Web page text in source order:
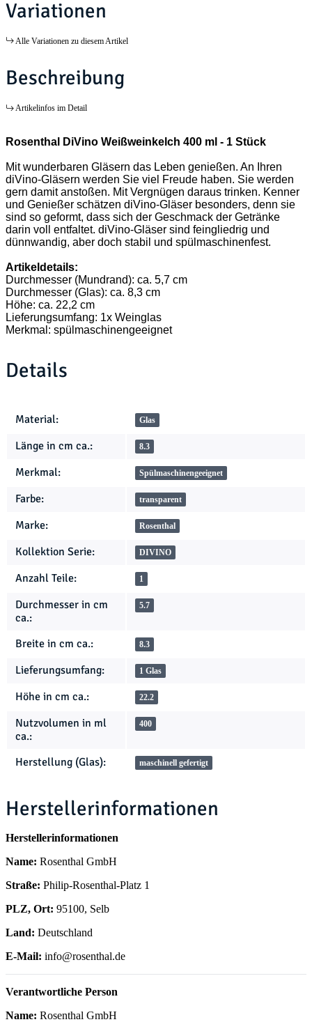
Variationen
Alle Variationen zu diesem Artikel
Beschreibung
Artikelinfos im Detail
Rosenthal DiVino Weißweinkelch 400 ml - 1 Stück
Mit wunderbaren Gläsern das Leben genießen. An Ihren
diVino-Gläsern werden Sie viel Freude haben. Sie werden
gern damit anstoßen. Mit Vergnügen daraus trinken. Kenner
und Genießer schätzen diVino-Gläser besonders, denn sie
sind so geformt, dass sich der Geschmack der Getränke
darin voll entfaltet. diVino-Gläser sind feingliedrig und
dünnwandig, aber doch stabil und spülmaschinenfest.
Artikeldetails:
Durchmesser (Mundrand): ca. 5,7 cm
Durchmesser (Glas): ca. 8,3 cm
Höhe: ca. 22,2 cm
Lieferungsumfang: 1x Weinglas
Merkmal: spülmaschinengeeignet
Details
Produkteigenschaft
Wert
Material: Glas
Länge in cm ca.: 8.3
Merkmal: Spülmaschinengeeignet
Farbe: transparent
Marke: Rosenthal
Kollektion Serie: DIVINO
Anzahl Teile: 1
Durchmesser in cm
ca.:
5.7
Breite in cm ca.: 8.3
Lieferungsumfang: 1 Glas
Höhe in cm ca.: 22.2
Nutzvolumen in ml
ca.:
400
Herstellung (Glas): maschinell gefertigt
Herstellerinformationen
Herstellerinformationen
Name: Rosenthal GmbH
Straße: Philip-Rosenthal-Platz 1
PLZ, Ort: 95100, Selb
Land: Deutschland
E-Mail: info@rosenthal.de
Verantwortliche Person
Name: Rosenthal GmbH